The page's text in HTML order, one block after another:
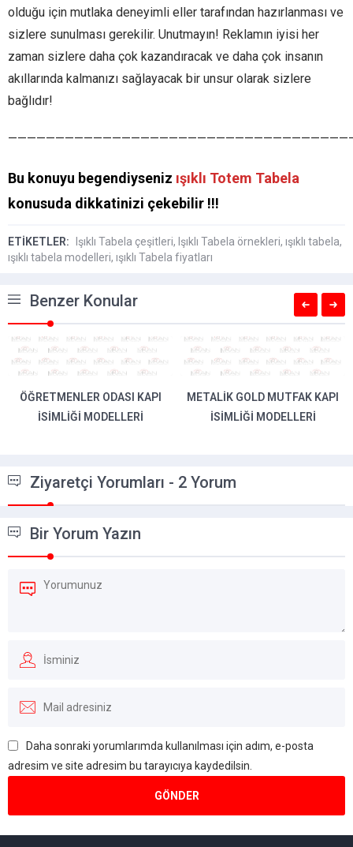
olduğu için mutlaka deneyimli eller tarafından hazırlanması ve
sizlere sunulması gerekilir. Unutmayın! Reklamın iyisi her
zaman sizlere daha çok kazandıracak ve daha çok insanın
akıllarında kalmanızı sağlayacak bir unsur olarak sizlere
bağlıdır!
Bu konuyu begendiyseniz ışıklı Totem Tabela
konusuda dikkatinizi çekebilir !!!
ETİKETLER: Işıklı Tabela çeşitleri, Işıklı Tabela örnekleri, ışıklı tabela,
ışıklı tabela modelleri, ışıklı Tabela fiyatları
Benzer Konular
ÖĞRETMENLER ODASI KAPI
İSIMLIĞI MODELLERI
METALIK GOLD MUTFAK KAPI
İSIMLIĞI MODELLERI
Ziyaretçi Yorumları - 2 Yorum
Bir Yorum Yazın
Daha sonraki yorumlarımda kullanılması için adım, e-posta
adresim ve site adresim bu tarayıcıya kaydedilsin.